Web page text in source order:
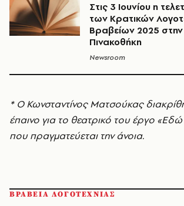
Στις 3 Ιουνίου η
των Κρατικών
Βραβείων 2025 στην
Πινακοθήκη
Newsroom
* Ο Κωνσταντίνος Ματσούκας
έπαινο για το θεατρικό του έργο
που πραγματεύεται την άνοια.
ΒΡΑΒΕΙΑ ΛΟΓΟΤΕΧΝΙΑΣ